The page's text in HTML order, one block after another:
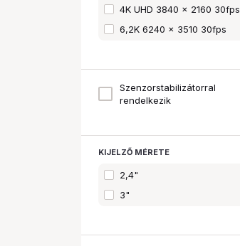
4K UHD 3840 x 2160 30fps
6,2K 6240 x 3510 30fps
Szenzorstabilizátorral
rendelkezik
KIJELZŐ MÉRETE
2,4"
3"